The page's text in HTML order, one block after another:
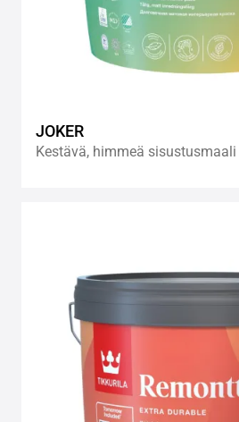
JOKER
Kestävä, himmeä sisustusmaali